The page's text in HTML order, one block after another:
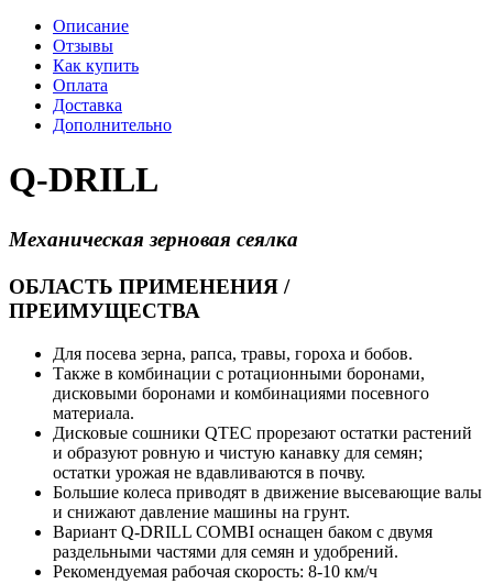
Описание
Отзывы
Как купить
Оплата
Доставка
Дополнительно
Q-DRILL
Механическая зерновая сеялка
ОБЛАСТЬ ПРИМЕНЕНИЯ /
ПРЕИМУЩЕСТВА
Для посева зерна, рапса, травы, гороха и бобов.
Также в комбинации с ротационными боронами,
дисковыми боронами и комбинациями посевного
материала.
Дисковые сошники QTEC прорезают остатки растений
и образуют ровную и чистую канавку для семян;
остатки урожая не вдавливаются в почву.
Большие колеса приводят в движение высевающие валы
и снижают давление машины на грунт.
Вариант Q-DRILL COMBI оснащен баком с двумя
раздельными частями для семян и удобрений.
Рекомендуемая рабочая скорость: 8-10 км/ч